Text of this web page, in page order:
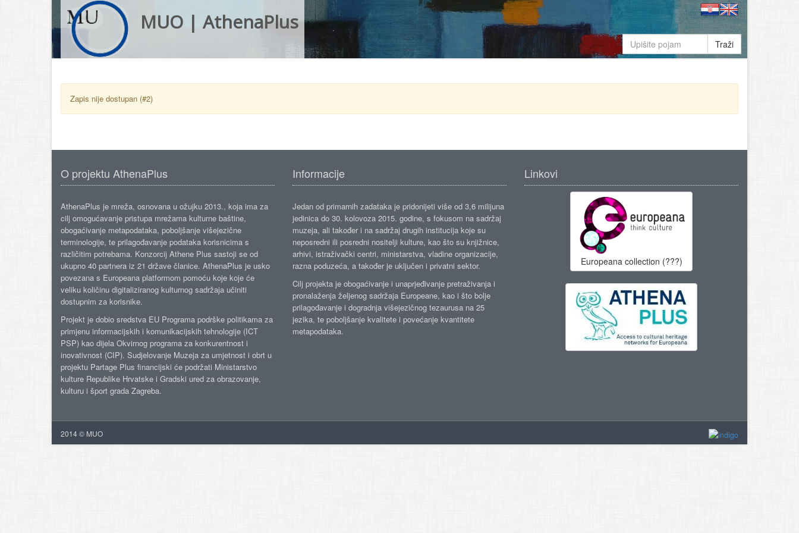
MUO | AthenaPlus
Traži
Zapis nije dostupan (#2)
O projektu AthenaPlus
AthenaPlus je mreža, osnovana u ožujku 2013., koja ima za
cilj omogućavanje pristupa mrežama kulturne baštine,
obogaćivanje metapodataka, poboljšanje višejezične
terminologije, te prilagođavanje podataka korisnicima s
različitim potrebama. Konzorcij Athene Plus sastoji se od
ukupno 40 partnera iz 21 države članice. AthenaPlus je usko
povezana s Europeana platformom pomoću koje koje će
veliku količinu digitaliziranog kulturnog sadržaja učiniti
dostupnim za korisnike.
Projekt je dobio sredstva EU Programa podrške politikama za
primjenu informacijskih i komunikacijskih tehnologije (ICT
PSP) kao dijela Okvirnog programa za konkurentnost i
inovativnost (CIP). Sudjelovanje Muzeja za umjetnost i obrt u
projektu Partage Plus financijski će podržati Ministarstvo
kulture Republike Hrvatske i Gradski ured za obrazovanje,
kulturu i šport grada Zagreba.
Informacije
Jedan od primarnih zadataka je pridonijeti više od 3,6 milijuna
jedinica do 30. kolovoza 2015. godine, s fokusom na sadržaj
muzeja, ali također i na sadržaj drugih institucija koje su
neposredni ili posredni nositelji kulture, kao što su knjižnice,
arhivi, istraživački centri, ministarstva, vladine organizacije,
razna poduzeća, a također je uključen i privatni sektor.
Cilj projekta je obogaćivanje i unaprjeđivanje pretraživanja i
pronalaženja željenog sadržaja Europeane, kao i što bolje
prilagođavanje i dogradnja višejezičnog tezaurusa na 25
jezika, te poboljšanje kvalitete i povećanje kvantitete
metapodataka.
Linkovi
Europeana collection (???)
2014 © MUO